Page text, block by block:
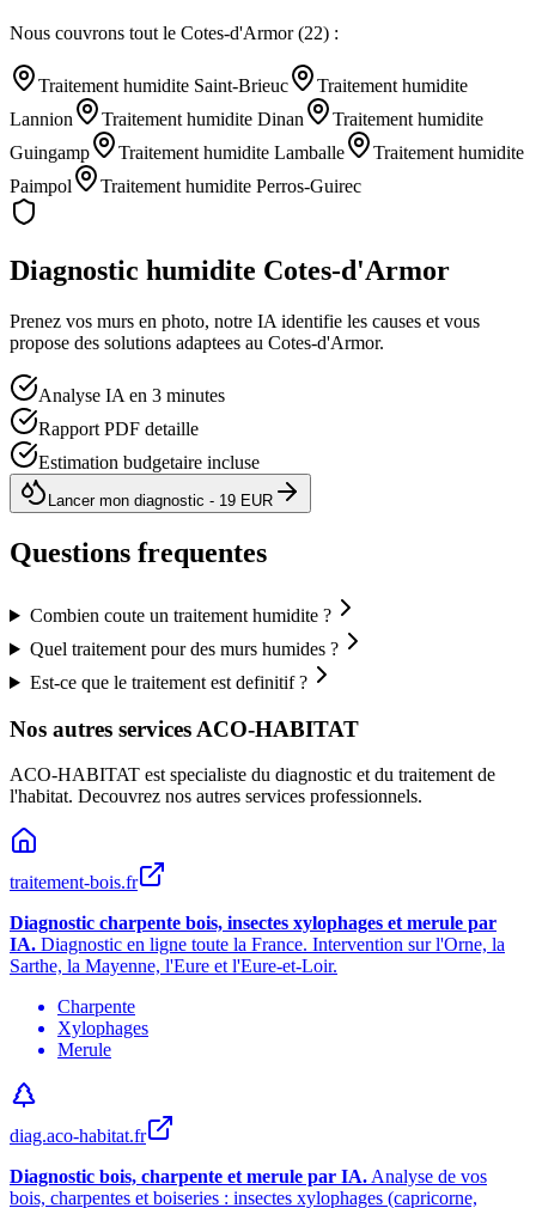
Nous couvrons tout le Cotes-d'Armor(22) :
Traitement humidite Saint-Brieuc
Traitement humidite
Lannion
Traitement humidite Dinan
Traitement humidite
Guingamp
Traitement humidite Lamballe
Traitement humidite
Paimpol
Traitement humidite Perros-Guirec
Diagnostic humidite Cotes-d'Armor
Prenez vos murs en photo, notre IA identifie les causes et vous
propose des solutions adaptees au Cotes-d'Armor.
Analyse IA en 3 minutes
Rapport PDF detaille
Estimation budgetaire incluse
Lancer mon diagnostic - 19 EUR
Questions frequentes
Combien coute un traitement humidite ?
Quel traitement pour des murs humides ?
Est-ce que le traitement est definitif ?
Nos autres services ACO-HABITAT
ACO-HABITAT est specialiste du diagnostic et du traitement de
l'habitat. Decouvrez nos autres services professionnels.
traitement-bois.fr
Diagnostic charpente bois, insectes xylophages et merule par
IA. Diagnostic en ligne toute la France. Intervention sur l'Orne, la
Sarthe, la Mayenne, l'Eure et l'Eure-et-Loir.
Charpente
Xylophages
Merule
diag.aco-habitat.fr
Diagnostic bois, charpente et merule par IA.Analyse de vos
bois, charpentes et boiseries : insectes xylophages (capricorne,